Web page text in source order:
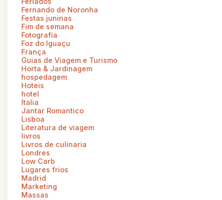
Fernando de Noronha
Festas juninas
Fim de semana
Fotografia
Foz do Iguaçu
França
Guias de Viagem e Turismo
Horta & Jardinagem
hospedagem
Hoteis
hotel
Italia
Jantar Romantico
Lisboa
Literatura de viagem
livros
Livros de culinaria
Londres
Low Carb
Lugares frios
Madrid
Marketing
Massas